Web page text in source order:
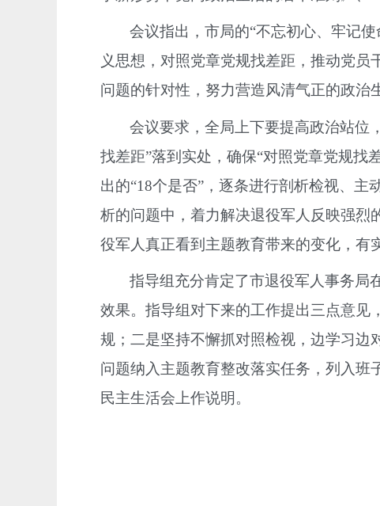
会议指出，市局的“不忘初心、牢记
义思想，对照党章党规找差距，推动党
问题的针对性，努力营造风清气正的政治
会议要求，全局上下要提高政治站位
找差距”落到实处，确保“对照党章党规找
出的“18个是否”，逐条进行剖析检视、
析的问题中，着力解决退役军人反映强烈
役军人真正看到主题教育带来的变化，有
指导组充分肯定了市退役军人事务局
效果。指导组对下来的工作提出三点意见
规；二是坚持不懈抓对照检视，边学习边
问题纳入主题教育整改落实任务，列入
民主生活会上作说明。